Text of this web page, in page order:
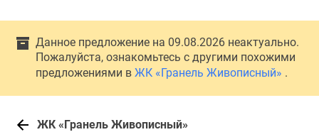
Данное предложение на 09.08.2026 неактуально.
Пожалуйста, ознакомьтесь с другими похожими
предложениями в ЖК «Гранель Живописный» .
ЖК «Гранель Живописный»